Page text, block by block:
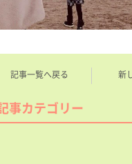
記事一覧へ戻る 新
事カテゴリー